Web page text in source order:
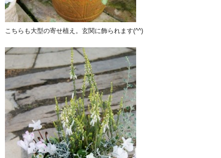
こちらも大型の寄せ植え。玄関に飾られます(^^)